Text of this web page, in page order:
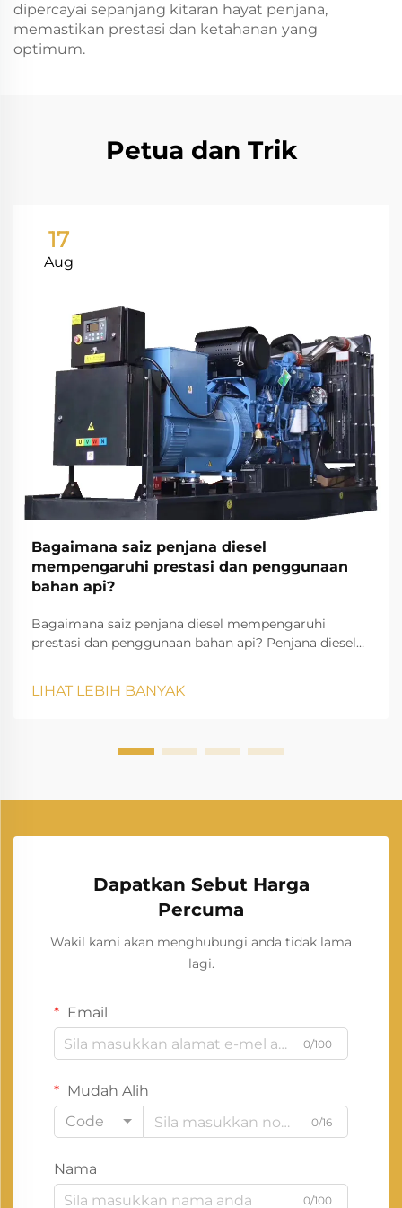
dipercayai sepanjang kitaran hayat penjana,
memastikan prestasi dan ketahanan yang
optimum.
Petua dan Trik
17
Aug
Bagaimana saiz penjana diesel
mempengaruhi prestasi dan penggunaan
bahan api?
Bagaimana saiz penjana diesel mempengaruhi
prestasi dan penggunaan bahan api? Penjana diesel
kediaman, dan aplikasi luar grid. Ia menyediakan
LIHAT LEBIH BANYAK
Dapatkan Sebut Harga
Percuma
Wakil kami akan menghubungi anda tidak lama
lagi.
Email
0/100
Mudah Alih
Code
0/16
Nama
0/100